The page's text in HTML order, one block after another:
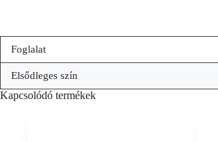
Foglalat
Elsődleges szín
Kapcsolódó termékek